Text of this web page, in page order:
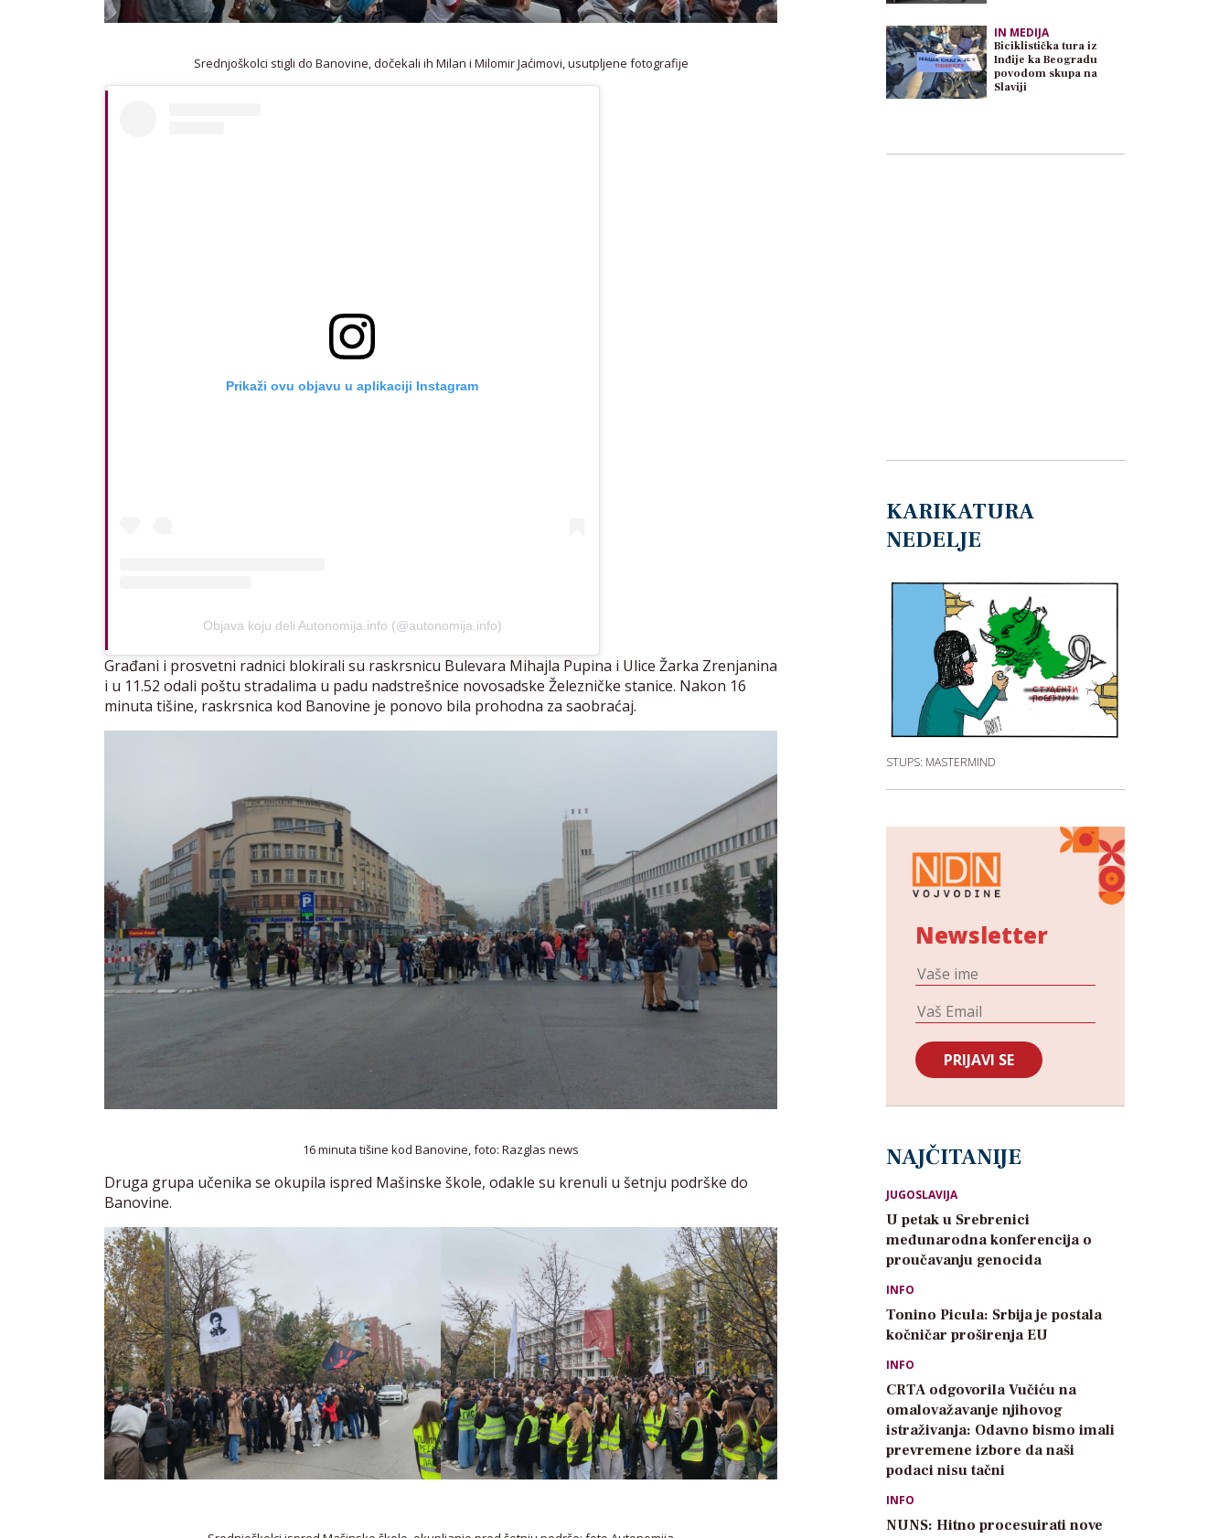
Srednjoškolci stigli do Banovine, dočekali ih Milan i Milomir Jaćimovi, usutpljene fotografije
Prikaži ovu objavu u aplikaciji Instagram
Objava koju deli Autonomija.info (@autonomija.info)
Građani i prosvetni radnici blokirali su raskrsnicu Bulevara Mihajla Pupina i Ulice Žarka Zrenjanina
i u 11.52 odali poštu stradalima u padu nadstrešnice novosadske Železničke stanice. Nakon 16
minuta tišine, raskrsnica kod Banovine je ponovo bila prohodna za saobraćaj.
16 minuta tišine kod Banovine, foto: Razglas news
Druga grupa učenika se okupila ispred Mašinske škole, odakle su krenuli u šetnju podrške do
Banovine.
IN MEDIJA
Biciklistička tura iz
Inđije ka Beogradu
povodom skupa na
Slaviji
KARIKATURA
NEDELJE
STUPS: MASTERMIND
Newsletter
NAJČITANIJE
JUGOSLAVIJA
U petak u Srebrenici
međunarodna konferencija o
proučavanju genocida
INFO
Tonino Picula: Srbija je postala
kočničar proširenja EU
INFO
CRTA odgovorila Vučiću na
omalovažavanje njihovog
istraživanja: Odavno bismo imali
prevremene izbore da naši
podaci nisu tačni
INFO
NUNS: Hitno procesuirati nove